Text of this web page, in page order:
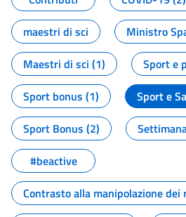
maestri di sci
Ministro
Maestri di sci (1)
Sport e
Sport bonus (1)
Sport e
Sport Bonus (2)
#beactive
Contrasto alla manipolazione